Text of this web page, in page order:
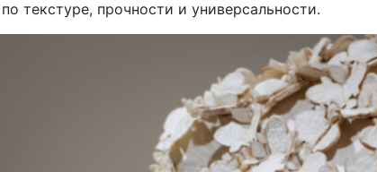
текстуре, прочности и универсальности.